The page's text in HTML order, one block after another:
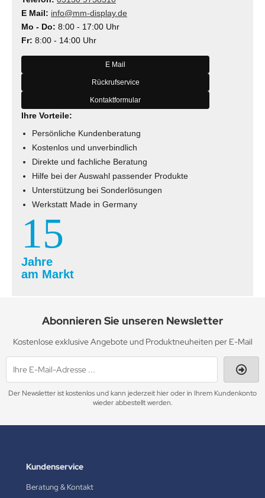
E Mail: info@mm-display.de
Mo - Do: 8:00 - 17:00 Uhr
Fr: 8:00 - 14:00 Uhr
E Mail
Rückrufservice
Kontaktformular
Ihre Vorteile:
Persönliche Kundenberatung
Kostenlos und unverbindlich
Direkte und fachliche Beratung
Hilfe bei der Auswahl passender Produkte
Unterstützung bei Sonderlösungen
Werkstatt Made in Germany
15
Jahre
am Markt
Abonnieren Sie unseren Newsletter
Kostenlose exklusive Angebote und Produktneuheiten per E-Mail
Der Newsletter ist kostenlos und kann jederzeit hier oder in Ihrem Kundenkonto
wieder abbestellt werden.
Kundenservice
Beratung & Kontakt